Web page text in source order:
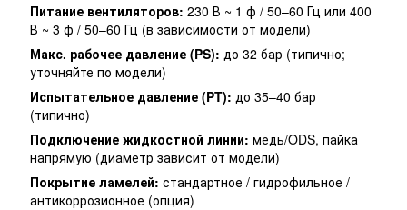
Питание вентиляторов: 230 В ~ 1 ф / 50–60 Гц или 400
В ~ 3 ф / 50–60 Гц (в зависимости от модели)
Макс. рабочее давление (PS): до 32 бар (типично;
уточняйте по модели)
Испытательное давление (PT): до 35–40 бар
(типично)
Подключение жидкостной линии: медь/ODS, пайка
напрямую (диаметр зависит от модели)
Покрытие ламелей: стандартное / гидрофильное /
антикоррозионное (опция)